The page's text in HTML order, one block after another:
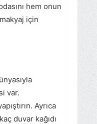
hem onun
için
var.
Ayrıca
duvar kağıdı